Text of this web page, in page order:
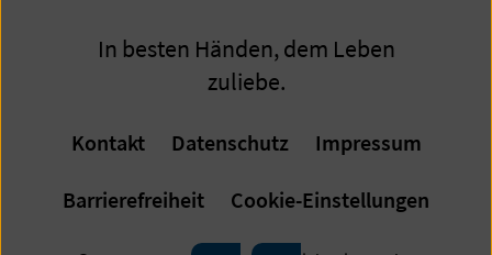
In besten Händen, dem Leben
zuliebe.
Kontakt Datenschutz Impressum
Barrierefreiheit Cookie-Einstellungen